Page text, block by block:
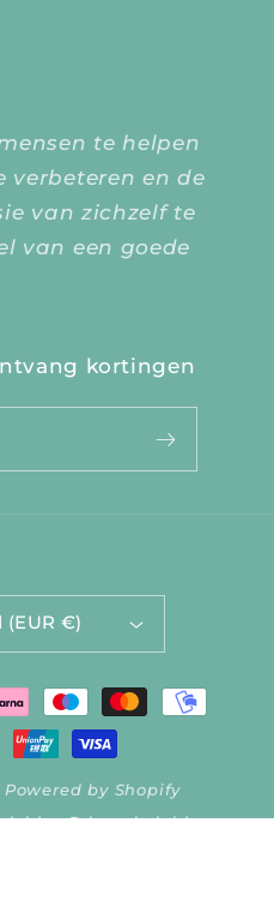
te helpen
en de
van zichzelf te
van een goede
kortingen
(EUR €)
Powered by Shopify
Privacybeleid